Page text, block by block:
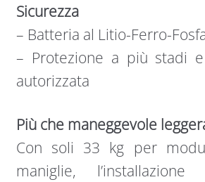
Sicurezza
– Batteria al Litio-Ferro-
– Protezione a più stadi
autorizzata
Più che maneggevole
Con soli 33 kg per
maniglie,